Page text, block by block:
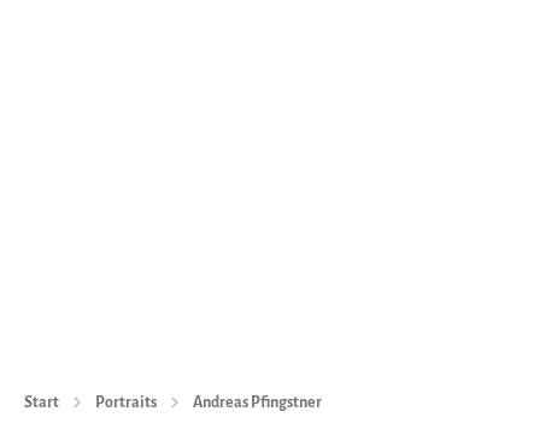
Start Portraits Andreas Pfingstner